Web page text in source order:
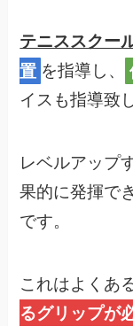
テニススクー
置 を指導し、
イスも指導致
レベルアップ
果的に発揮で
です。
これはよくあ
るグリップが